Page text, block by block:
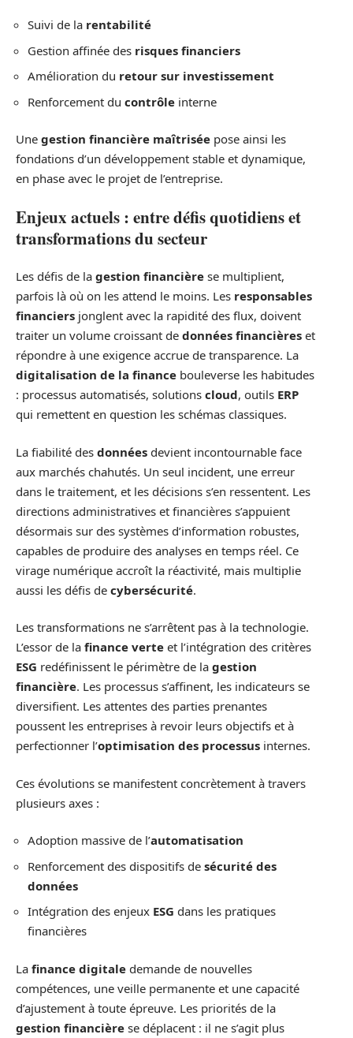
Suivi de la rentabilité
Gestion affinée des risques financiers
Amélioration du retour sur investissement
Renforcement du contrôle interne
Une gestion financière maîtrisée pose ainsi les
fondations d’un développement stable et dynamique,
en phase avec le projet de l’entreprise.
Enjeux actuels : entre défis quotidiens et
transformations du secteur
Les défis de la gestion financière se multiplient,
parfois là où on les attend le moins. Les responsables
financiers jonglent avec la rapidité des flux, doivent
traiter un volume croissant de données financières et
répondre à une exigence accrue de transparence. La
digitalisation de la finance bouleverse les habitudes
: processus automatisés, solutions cloud, outils ERP
qui remettent en question les schémas classiques.
La fiabilité des données devient incontournable face
aux marchés chahutés. Un seul incident, une erreur
dans le traitement, et les décisions s’en ressentent. Les
directions administratives et financières s’appuient
désormais sur des systèmes d’information robustes,
capables de produire des analyses en temps réel. Ce
virage numérique accroît la réactivité, mais multiplie
aussi les défis de cybersécurité.
Les transformations ne s’arrêtent pas à la technologie.
L’essor de la finance verte et l’intégration des critères
ESG redéfinissent le périmètre de la gestion
financière. Les processus s’affinent, les indicateurs se
diversifient. Les attentes des parties prenantes
poussent les entreprises à revoir leurs objectifs et à
perfectionner l’optimisation des processus internes.
Ces évolutions se manifestent concrètement à travers
plusieurs axes :
Adoption massive de l’automatisation
Renforcement des dispositifs de sécurité des
données
Intégration des enjeux ESG dans les pratiques
financières
La finance digitale demande de nouvelles
compétences, une veille permanente et une capacité
d’ajustement à toute épreuve. Les priorités de la
gestion financière se déplacent : il ne s’agit plus